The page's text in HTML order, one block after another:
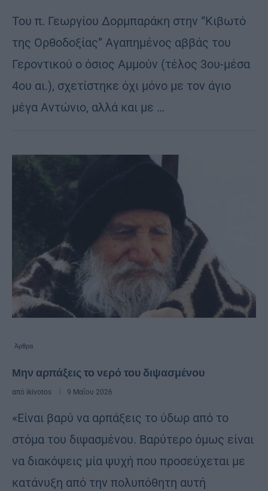
Του π. Γεωργίου Δορμπαράκη στην “Κιβωτό
της Ορθοδοξίας” Αγαπημένος αββάς του
Γεροντικού ο όσιος Αμμούν (τέλος 3ου-μέσα
4ου αι.), σχετίστηκε όχι μόνο με τον άγιο
μέγα Αντώνιο, αλλά και με …
Άρθρα
Μην αρπάξεις το νερό του διψασμένου
από ikivotos 9 Μαΐου 2026
«Είναι βαρύ να αρπάξεις το ύδωρ από το
στόμα του διψασμένου. Βαρύτερο όμως είναι
να διακόψεις μία ψυχή που προσεύχεται με
κατάνυξη από την πολυπόθητη αυτή